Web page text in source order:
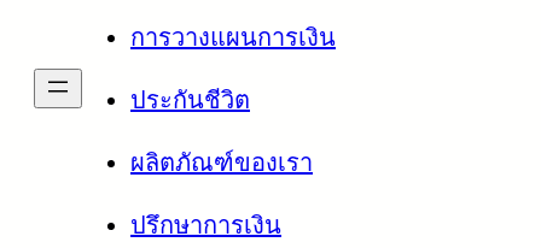
การวางแผนการเงิน
ประกันชีวิต
ผลิตภัณฑ์ของเรา
ปรึกษาการเงิน